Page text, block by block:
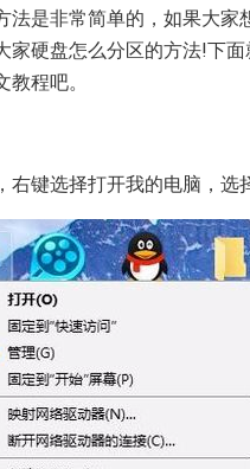
法是非常简单的，如果大家
家硬盘怎么分区的方法!下
程吧。
右键选择打开我的电脑，选